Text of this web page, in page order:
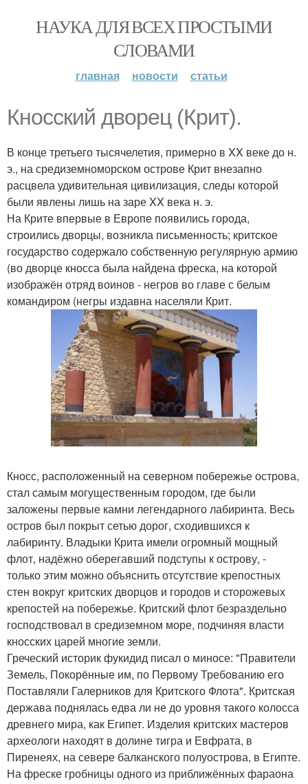
НАУКА ДЛЯ ВСЕХ ПРОСТЫМИ
СЛОВАМИ
главная новости статьи
Кносский дворец (Крит).
В конце третьего тысячелетия, примерно в XX веке до н.
э., на средиземноморском острове Крит внезапно
расцвела удивительная цивилизация, следы которой
были явлены лишь на заре XX века н. э.
На Крите впервые в Европе появились города,
строились дворцы, возникла письменность; критское
государство содержало собственную регулярную армию
(во дворце кносса была найдена фреска, на которой
изображён отряд воинов - негров во главе с белым
командиром (негры издавна населяли Крит.
Кносс, расположенный на северном побережье острова,
стал самым могущественным городом, где были
заложены первые камни легендарного лабиринта. Весь
остров был покрыт сетью дорог, сходившихся к
лабиринту. Владыки Крита имели огромный мощный
флот, надёжно оберегавший подступы к острову, -
только этим можно объяснить отсутствие крепостных
стен вокруг критских дворцов и городов и сторожевых
крепостей на побережье. Критский флот безраздельно
господствовал в средиземном море, подчиняя власти
кносских царей многие земли.
Греческий историк фукидид писал о миносе: "Правители
Земель, Покорённые им, по Первому Требованию его
Поставляли Галерников для Критского Флота". Критская
держава поднялась едва ли не до уровня такого колосса
древнего мира, как Египет. Изделия критских мастеров
археологи находят в долине тигра и Евфрата, в
Пиренеях, на севере балканского полуострова, в Египте.
На фреске гробницы одного из приближённых фараона